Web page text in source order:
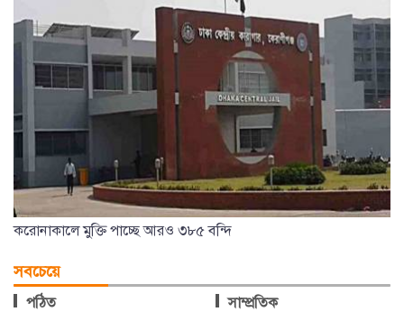
করোনাকালে মুক্তি পাচ্ছে আরও ৩৮৫ বন্দি
সবচেয়ে
পঠিত সাম্প্রতিক